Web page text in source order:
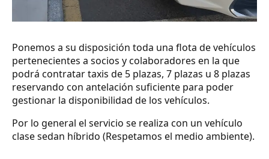
Ponemos a su disposición toda una flota de vehículos
pertenecientes a socios y colaboradores en la que
podrá contratar taxis de 5 plazas, 7 plazas u 8 plazas
reservando con antelación suficiente para poder
gestionar la disponibilidad de los vehículos.
Por lo general el servicio se realiza con un vehículo
clase sedan híbrido (Respetamos el medio ambiente).